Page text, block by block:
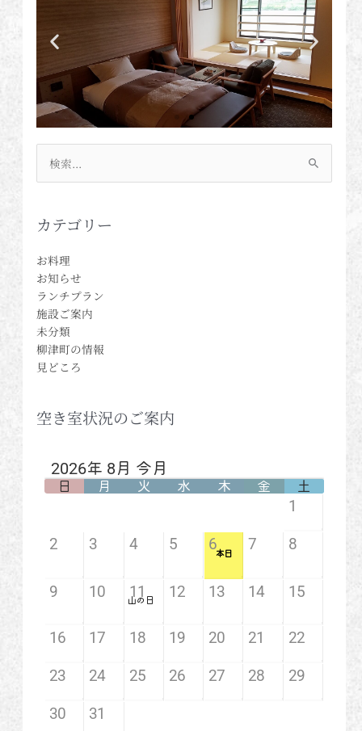
索
象:
カテゴリー
お料理
お知らせ
ランチプラン
施設ご案内
未分類
柳津町の情報
見どころ
空き室状況のご案内